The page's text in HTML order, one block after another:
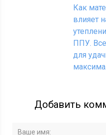
Как
влияет
ППУ.
для
Добавить